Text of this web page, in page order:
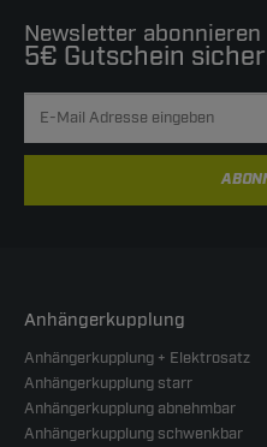
Newsletter abonnieren
5€ Gutschein
Anhängerkupplung
Anhängerkupplung + Elektrosatz
Anhängerkupplung starr
Anhängerkupplung abnehmbar
Anhängerkupplung schwenkbar